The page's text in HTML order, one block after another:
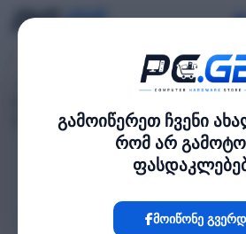
გამოიწერეთ ჩვენი
რომ არ
მოიწონე
კვების ბლოკი ანალოგური კამერისთვის - 16